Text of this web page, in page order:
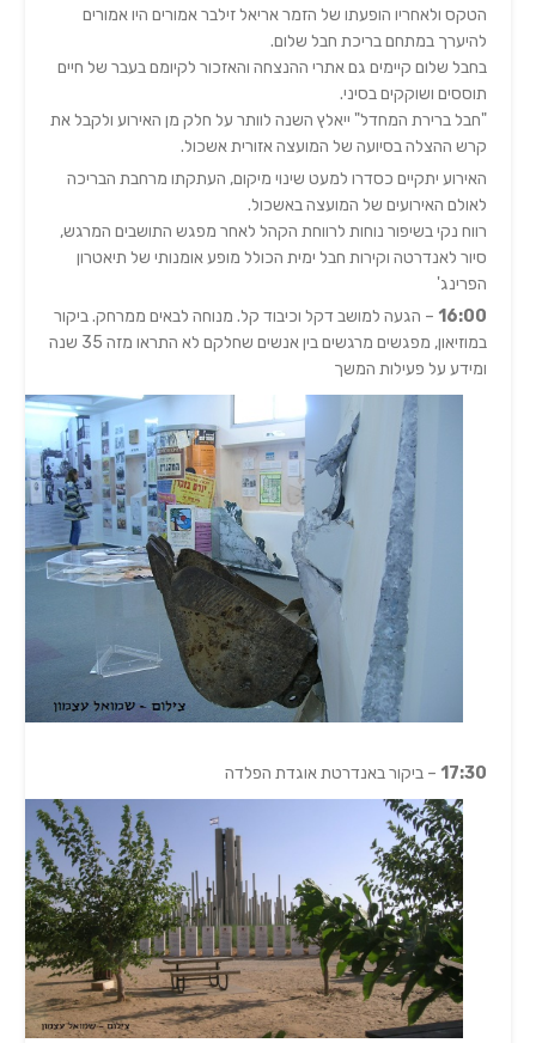
הטקס ולאחריו הופעתו של הזמר אריאל זילבר אמורים היו אמורים
להיערך במתחם בריכת חבל שלום.
בחבל שלום קיימים גם אתרי ההנצחה והאזכור לקיומם בעבר של חיים
תוססים ושוקקים בסיני.
"חבל ברירת המחדל" ייאלץ השנה לוותר על חלק מן האירוע ולקבל את
קרש ההצלה בסיועה של המועצה אזורית אשכול.
האירוע יתקיים כסדרו למעט שינוי מיקום, העתקתו מרחבת הבריכה
לאולם האירועים של המועצה באשכול.
רווח נקי בשיפור נוחות לרווחת הקהל לאחר מפגש התושבים המרגש,
סיור לאנדרטה וקירות חבל ימית הכולל מופע אומנותי של תיאטרון
הפרינג'
16:00 – הגעה למושב דקל וכיבוד קל. מנוחה לבאים ממרחק. ביקור
במוזיאון, מפגשים מרגשים בין אנשים שחלקם לא התראו מזה 35 שנה
ומידע על פעילות המשך
17:30 – ביקור באנדרטת אוגדת הפלדה